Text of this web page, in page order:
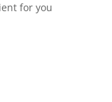
for you